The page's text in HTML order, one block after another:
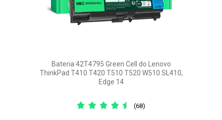
Bateria 42T4795 Green Cell do Lenovo
ThinkPad T410 T420 T510 T520 W510 SL410,
Edge 14
(68)